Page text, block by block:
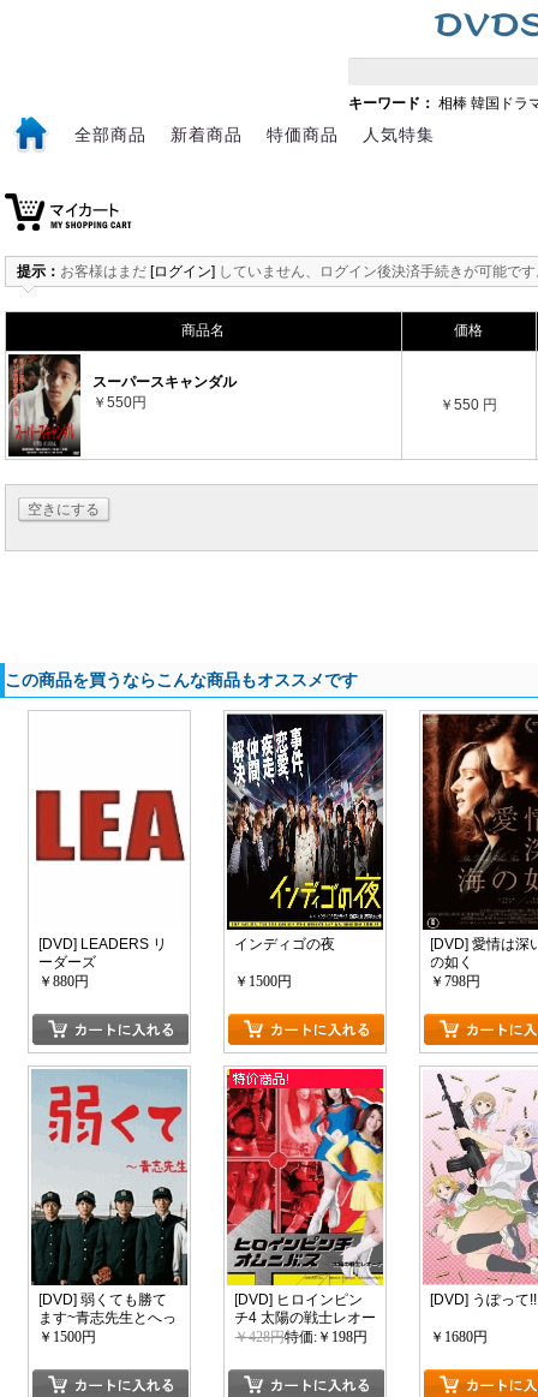
キーワード： 相棒 韓国ドラ
全部商品 新着商品 特価商品 人気特集
提示： お客様はまだ [ログイン] していません、ログイン後決済手続きが可能で
商品名 価格
スーパースキャンダル
￥550円
￥550 円
空きにする
この商品を買うならこんな商品もオススメです
[DVD] LEADERS リ
ーダーズ
￥880円
インディゴの夜
￥1500円
[DVD] 愛情は深
の如く
￥798円
[DVD] 弱くても勝て
ます~青志先生とへっ
ぽこ高校球児の野望~
￥1500円
[DVD] ヒロインピン
チ4 太陽の戦士レオー
ナ
￥428円特価:￥198円
[DVD] うぽって!!
￥1680円